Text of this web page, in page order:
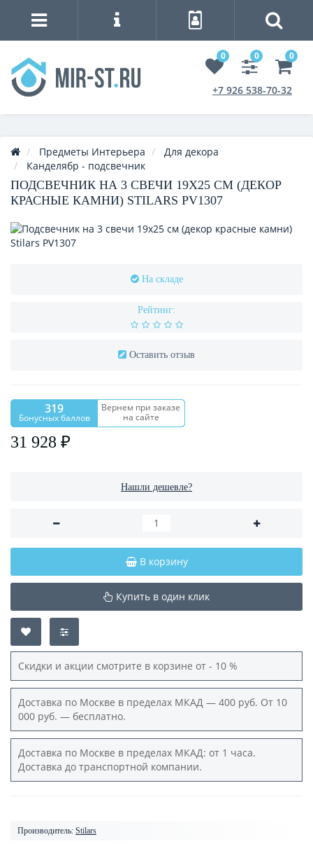
0 0 0
+7 926 538-70-32
Предметы Интерьера
Для декора
Канделябр - подсвечник
ПОДСВЕЧНИК НА 3 СВЕЧИ 19Х25 СМ (ДЕКОР
КРАСНЫЕ КАМНИ) STILARS PV1307
На складе
Рейтинг:
Оставить отзыв
319
Бонусных баллов
Вернем при заказе
на сайте
31 928 ₽
Нашли дешевле?
В корзину
Купить в один клик
Скидки и акции смотрите в корзине от - 10 %
Доставка по Москве в пределах МКАД — 400 руб. От 10
000 руб. — бесплатно.
Доставка по Москве в пределах МКАД: от 1 часа.
Доставка до транспортной компании.
Производитель: Stilars